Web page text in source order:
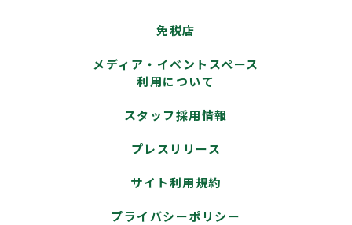
免税店
メディア・イベントスペース
利用について
スタッフ採用情報
プレスリリース
サイト利用規約
プライバシーポリシー